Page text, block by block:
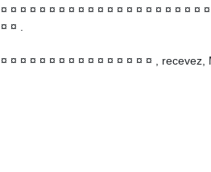
¤ ¤ ¤ ¤ ¤ ¤ ¤ ¤ ¤ ¤ ¤ ¤ ¤ ¤ ¤ ¤ ¤ ¤ ¤ ¤ ¤
¤ ¤ .
¤ ¤ ¤ ¤ ¤ ¤ ¤ ¤ ¤ ¤ ¤ ¤ ¤ ¤ ¤ ¤ , recevez,